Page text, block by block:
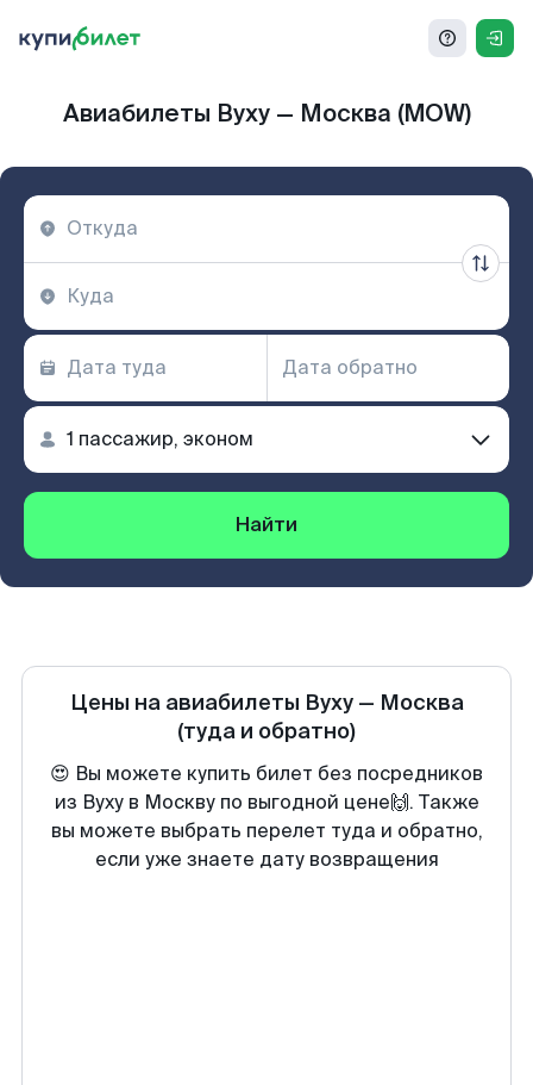
Авиабилеты Вуху — Москва (MOW)
Найти
Цены на авиабилеты Вуху— Москва
(туда и обратно)
😍 Вы можете купить билет без посредников
из Вуху в Москву по выгодной цене🙌. Также
вы можете выбрать перелет туда и обратно,
если уже знаете дату возвращения